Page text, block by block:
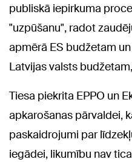
publiskā iepirkuma
"uzpūšanu", radot
apmērā ES budžetam
Latvijas valsts
Tiesa piekrita EPPO un
apkarošanas pārvaldei,
paskaidrojumi par
iegādei, likumību nav